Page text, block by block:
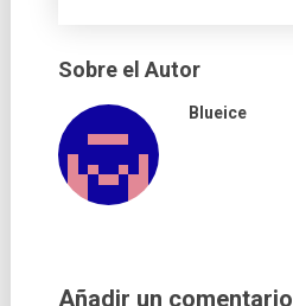
Sobre el Autor
Blueice
Añadir un comentario